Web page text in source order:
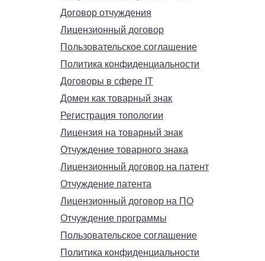
Договор отчуждения
Лицензионный договор
Пользовательское соглашение
Политика конфиденциальности
Договоры в сфере IT
Домен как товарный знак
Регистрация топологии
Лицензия на товарный знак
Отчуждение товарного знака
Лицензионный договор на патент
Отчуждение патента
Лицензионный договор на ПО
Отчуждение программы
Пользовательское соглашение
Политика конфиденциальности